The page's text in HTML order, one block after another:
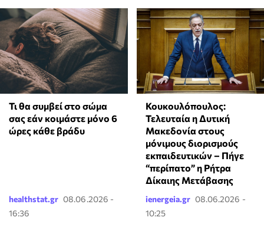
Τι θα συμβεί στο σώμα
σας εάν κοιμάστε μόνο 6
ώρες κάθε βράδυ
healthstat.gr 08.06.2026 -
16:36
Κουκουλόπουλος:
Τελευταία η Δυτική
Μακεδονία στους
μόνιμους διορισμούς
εκπαιδευτικών – Πήγε
“περίπατο” η Ρήτρα
Δίκαιης Μετάβασης
ienergeia.gr 08.06.2026 -
10:25